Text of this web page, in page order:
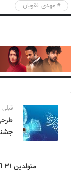
مهدی نقویان
قبلی